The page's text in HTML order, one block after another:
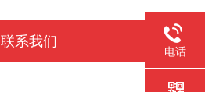
联系我们
电话